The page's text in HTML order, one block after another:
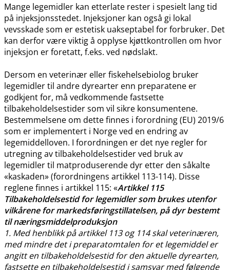
Mange legemidler kan etterlate rester i spesielt lang tid
på injeksjonsstedet. Injeksjoner kan også gi lokal
vevsskade som er estetisk uakseptabel for forbruker. Det
kan derfor være viktig å opplyse kjøttkontrollen om hvor
injeksjon er foretatt, f.eks. ved nødslakt.
Dersom en veterinær eller fiskehelsebiolog bruker
legemidler til andre dyrearter enn preparatene er
godkjent for, må vedkommende fastsette
tilbakeholdelsestider som vil sikre konsumentene.
Bestemmelsene om dette finnes i forordning (EU) 2019/6
som er implementert i Norge ved en endring av
legemiddelloven. I forordningen er det nye regler for
utregning av tilbakeholdelsestider ved bruk av
legemidler til matproduserende dyr etter den såkalte
«kaskaden» (forordningens artikkel 113-114). Disse
reglene finnes i artikkel 115: «Artikkel 115
Tilbakeholdelsestid for legemidler som brukes utenfor
vilkårene for markedsføringstillatelsen, på dyr bestemt
til næringsmiddelproduksjon
1. Med henblikk på artikkel 113 og 114 skal veterinæren,
med mindre det i preparatomtalen for et legemiddel er
angitt en tilbakeholdelsestid for den aktuelle dyrearten,
fastsette en tilbakeholdelsestid i samsvar med følgende